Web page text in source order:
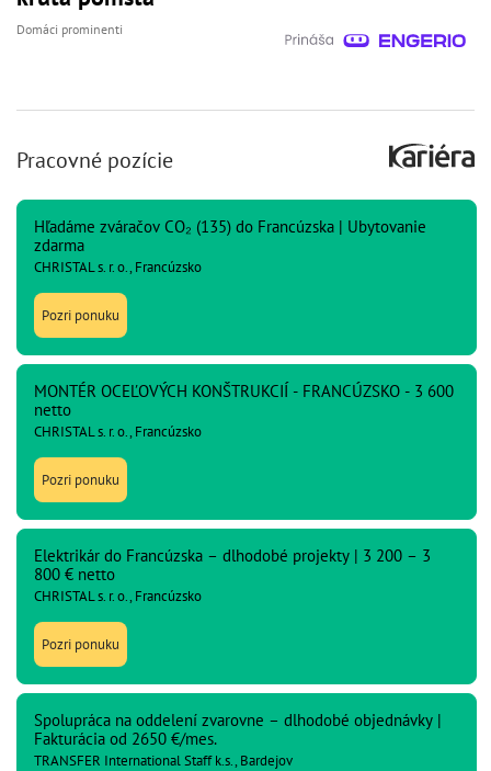
Domáci prominenti
Pracovné pozície
Hľadáme zváračov CO₂ (135) do Francúzska | Ubytovanie
zdarma
CHRISTAL s. r. o., Francúzsko
Pozri ponuku
MONTÉR OCEĽOVÝCH KONŠTRUKCIÍ - FRANCÚZSKO - 3 600
netto
CHRISTAL s. r. o., Francúzsko
Pozri ponuku
Elektrikár do Francúzska – dlhodobé projekty | 3 200 – 3
800 € netto
CHRISTAL s. r. o., Francúzsko
Pozri ponuku
Spolupráca na oddelení zvarovne – dlhodobé objednávky |
Fakturácia od 2650 €/mes.
TRANSFER International Staff k.s., Bardejov